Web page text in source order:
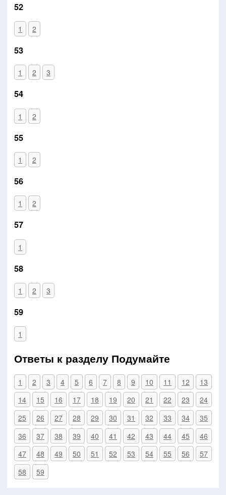
52
1 2
53
1 2 3
54
1 2
55
1 2
56
1 2
57
1
58
1 2 3
59
1
Ответы к разделу Подумайте
1 2 3 4 5 6 7 8 9 10 11 12
13
14
15 16 17 18 19 20 21 22 23
24
25
26 27 28 29 30 31 32 33 34
35
36
37 38 39 40 41 42 43 44 45
46
47
48 49 50 51 52 53 54 55 56
57
58
59